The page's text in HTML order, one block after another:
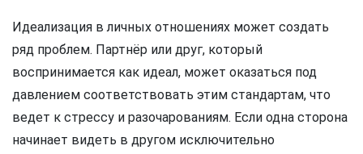
Идеализация в личных отношениях может создать
ряд проблем. Партнёр или друг, который
воспринимается как идеал, может оказаться под
давлением соответствовать этим стандартам, что
ведет к стрессу и разочарованиям. Если одна сторона
начинает видеть в другом исключительно